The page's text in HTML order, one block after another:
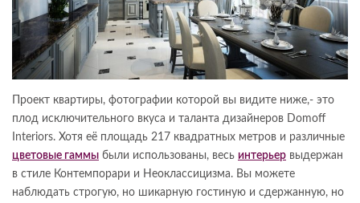
Проект квартиры, фотографии которой вы видите ниже,- это
плод исключительного вкуса и таланта дизайнеров Domoff
Interiors. Хотя её площадь 217 квадратных метров и различные
цветовые гаммы были использованы, весь интерьер выдержан
в стиле Контемпорари и Неоклассицизма. Вы можете
наблюдать строгую, но шикарную гостиную и сдержанную, но